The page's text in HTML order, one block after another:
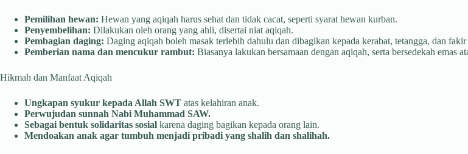
Pemilihan hewan: Hewan yang aqiqah harus sehat dan tidak cacat, seperti syarat hewan kurban.
Penyembelihan: Dilakukan oleh orang yang ahli, disertai niat aqiqah.
Pembagian daging: Daging aqiqah boleh masak terlebih dahulu dan dibagikan kepada kerabat, tetangga, dan
Pemberian nama dan mencukur rambut: Biasanya lakukan bersamaan dengan aqiqah, serta bersedekah emas
Hikmah dan Manfaat Aqiqah
Ungkapan syukur kepada Allah SWT atas kelahiran anak.
Perwujudan sunnah Nabi Muhammad SAW.
Sebagai bentuk solidaritas sosial karena daging bagikan kepada orang lain.
Mendoakan anak agar tumbuh menjadi pribadi yang shalih dan shalihah.